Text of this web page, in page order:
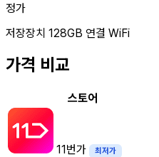
정가
저장장치 128GB 연결 WiFi
가격 비교
스토어
11번가 최저가